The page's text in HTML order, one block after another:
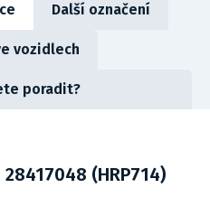
Další označení
vozidlech
poradit?
(HRP714)